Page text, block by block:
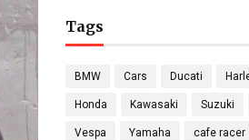
Tags
BMW Cars Ducati
Honda Kawasaki Suzuki
Vespa Yamaha cafe racer